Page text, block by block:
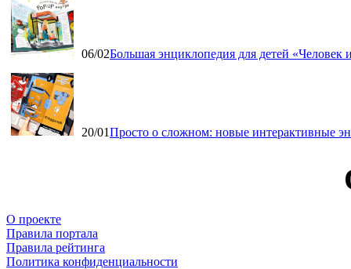
06/02Большая энциклопедия для детей
20/01Просто о сложном: новые интерактивные
О проекте
Правила портала
Правила рейтинга
Политика конфиденциальности